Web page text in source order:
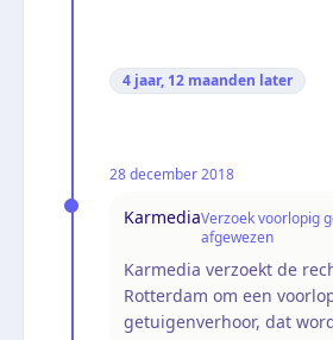
4 jaar, 12 maanden later
28 december 2018
KarmediaVerzoek voorlopig
afgewezen
Karmedia verzoekt de
Rotterdam om een
getuigenverhoor, dat